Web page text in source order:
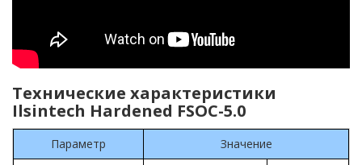
Технические характеристики
Ilsintech Hardened FSOC-5.0
Параметр
Значение